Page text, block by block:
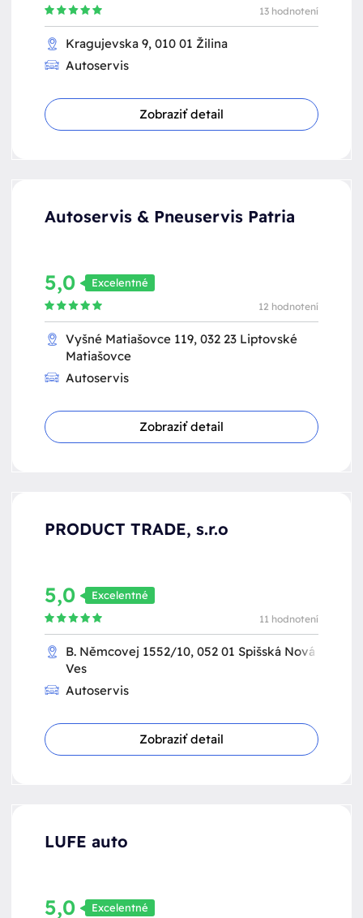
13 hodnotení
Kragujevska 9, 010 01 Žilina
Autoservis
Zobraziť detail
Autoservis & Pneuservis Patria
5,0 Excelentné
12 hodnotení
Vyšné Matiašovce 119, 032 23 Liptovské
Matiašovce
Autoservis
Zobraziť detail
PRODUCT TRADE, s.r.o
5,0 Excelentné
11 hodnotení
B. Němcovej 1552/10, 052 01 Spišská Nová
Ves
Autoservis
Zobraziť detail
LUFE auto
5,0 Excelentné